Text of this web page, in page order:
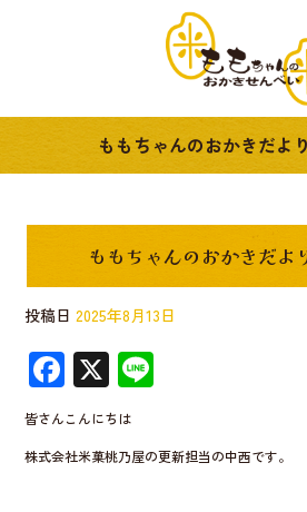
ももちゃんのおかきだよ
ももちゃんのおかきだ
投稿日 2025年8月13日
F
ac
e
b
X
e
皆さんこんにちは
株式会社米菓桃乃屋の更新担当の中西です。